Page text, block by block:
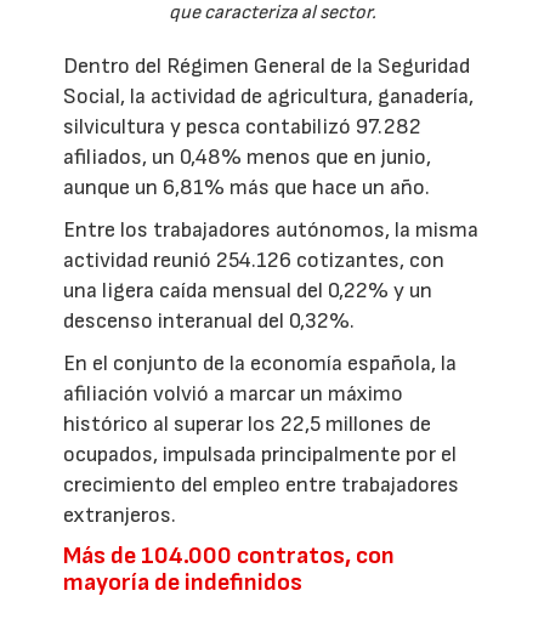
que caracteriza al sector.
Dentro del Régimen General de la Seguridad
Social, la actividad de agricultura, ganadería,
silvicultura y pesca contabilizó 97.282
afiliados, un 0,48% menos que en junio,
aunque un 6,81% más que hace un año.
Entre los trabajadores autónomos, la misma
actividad reunió 254.126 cotizantes, con
una ligera caída mensual del 0,22% y un
descenso interanual del 0,32%.
En el conjunto de la economía española, la
afiliación volvió a marcar un máximo
histórico al superar los 22,5 millones de
ocupados, impulsada principalmente por el
crecimiento del empleo entre trabajadores
extranjeros.
Más de 104.000 contratos, con
mayoría de indefinidos